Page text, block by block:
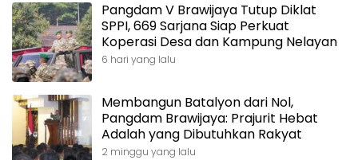
Pangdam V Brawijaya Tutup Diklat
SPPI, 669 Sarjana Siap Perkuat
Koperasi Desa dan Kampung Nelayan
6 hari yang lalu
Membangun Batalyon dari Nol,
Pangdam Brawijaya: Prajurit Hebat
Adalah yang Dibutuhkan Rakyat
2 minggu yang lalu